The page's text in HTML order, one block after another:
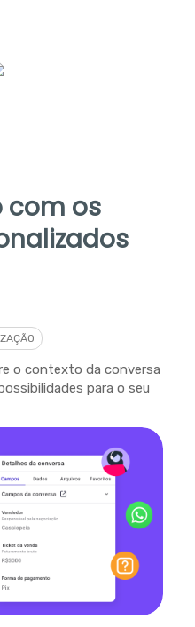
com os
o contexto da conversa
para o seu